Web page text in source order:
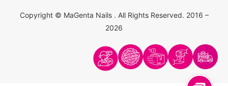
Copyright © MaGenta Nails . All Rights Reserved. 2016 –
2026